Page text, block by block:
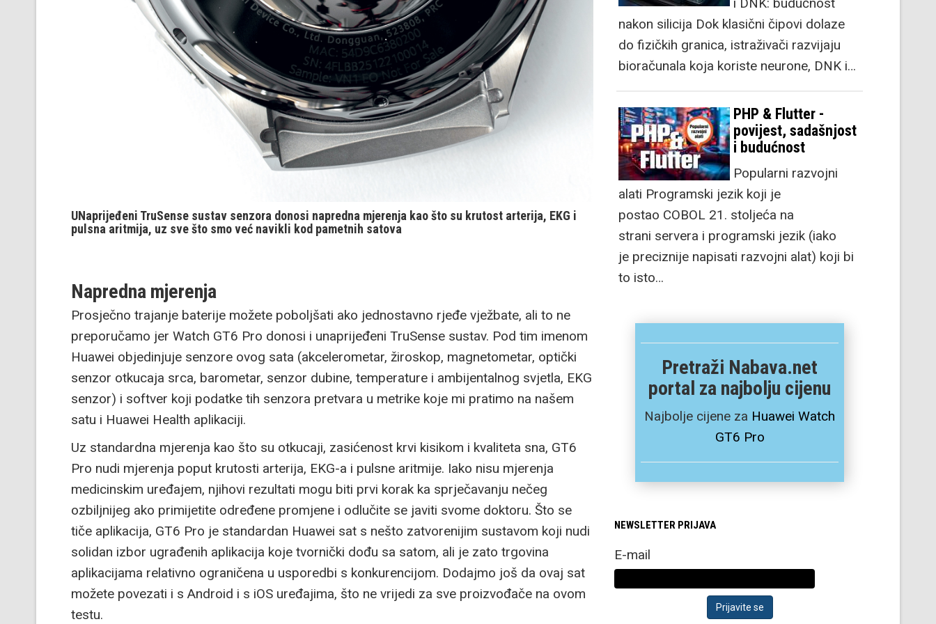
UNaprijeđeni TruSense sustav senzora donosi napredna mjerenja kao što su krutost arterija, EKG i
pulsna aritmija, uz sve što smo već navikli kod pametnih satova
Napredna mjerenja
Prosječno trajanje baterije možete poboljšati ako jednostavno rjeđe vježbate, ali to ne
preporučamo jer Watch GT6 Pro donosi i unaprijeđeni TruSense sustav. Pod tim imenom
Huawei objedinjuje senzore ovog sata (akcelerometar, žiroskop, magnetometar, optički
senzor otkucaja srca, barometar, senzor dubine, temperature i ambijentalnog svjetla, EKG
senzor) i softver koji podatke tih senzora pretvara u metrike koje mi pratimo na našem
satu i Huawei Health aplikaciji.
Uz standardna mjerenja kao što su otkucaji, zasićenost krvi kisikom i kvaliteta sna, GT6
Pro nudi mjerenja poput krutosti arterija, EKG-a i pulsne aritmije. Iako nisu mjerenja
medicinskim uređajem, njihovi rezultati mogu biti prvi korak ka sprječavanju nečeg
ozbiljnijeg ako primijetite određene promjene i odlučite se javiti svome doktoru. Što se
tiče aplikacija, GT6 Pro je standardan Huawei sat s nešto zatvorenijim sustavom koji nudi
solidan izbor ugrađenih aplikacija koje tvornički dođu sa satom, ali je zato trgovina
aplikacijama relativno ograničena u usporedbi s konkurencijom. Dodajmo još da ovaj sat
možete povezati i s Android i s iOS uređajima, što ne vrijedi za sve proizvođače na ovom
testu.
nakon silicija Dok klasični čipovi dolaze
do fizičkih granica, istraživači razvijaju
bioračunala koja koriste neurone, DNK i…
PHP & Flutter -
povijest, sadašnjost
i budućnost
Popularni razvojni
alati Programski jezik koji je
postao COBOL 21. stoljeća na
strani servera i programski jezik (iako
je preciznije napisati razvojni alat) koji bi
to isto…
Pretraži Nabava.net
portal za najbolju cijenu
Najbolje cijene za Huawei Watch
GT6 Pro
NEWSLETTER PRIJAVA
E-mail